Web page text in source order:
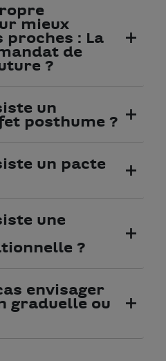
mieux
proches : La
de
?
un
posthume ?
un pacte
une
?
envisager
graduelle ou